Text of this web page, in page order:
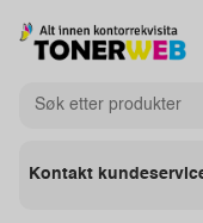
Kontakt